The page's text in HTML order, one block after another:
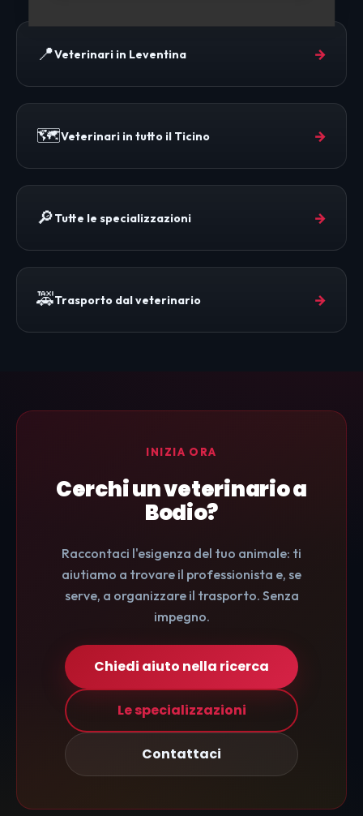
📍Veterinari in Leventina →
🗺️Veterinari in tutto il Ticino →
🔎Tutte le specializzazioni →
🚕Trasporto dal veterinario →
INIZIA ORA
Cerchi un veterinario a
Bodio?
Raccontaci l'esigenza del tuo animale: ti
aiutiamo a trovare il professionista e, se
serve, a organizzare il trasporto. Senza
impegno.
Chiedi aiuto nella ricerca
Le specializzazioni
Contattaci